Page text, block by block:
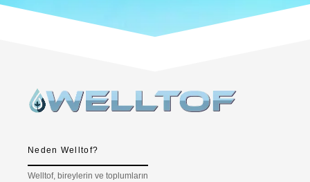
Neden Welltof?
Welltof, bireylerin ve toplumların